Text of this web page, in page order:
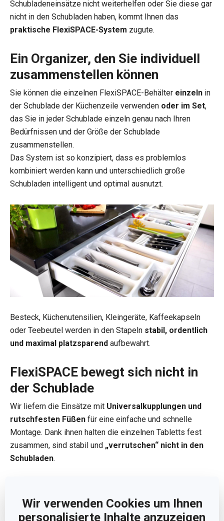
Wir verwenden Cookies um Ihnen
personalisierte Inhalte anzuzeigen
Schubladeneinsätze nicht weiterhelfen oder Sie diese gar
nicht in den Schubladen haben, kommt Ihnen das
praktische FlexiSPACE-System zugute.
Ein Organizer, den Sie individuell
zusammenstellen können
Sie können die einzelnen FlexiSPACE-Behälter einzeln in
der Schublade der Küchenzeile verwenden oder im Set,
das Sie in jeder Schublade einzeln genau nach Ihren
Bedürfnissen und der Größe der Schublade
zusammenstellen.
Das System ist so konzipiert, dass es problemlos
kombiniert werden kann und unterschiedlich große
Schubladen intelligent und optimal ausnutzt.
Besteck, Küchenutensilien, Kleingeräte, Kaffeekapseln
oder Teebeutel werden in den Stapeln stabil, ordentlich
und maximal platzsparend aufbewahrt.
FlexiSPACE bewegt sich nicht in
der Schublade
Wir liefern die Einsätze mit Universalkupplungen und
rutschfesten Füßen für eine einfache und schnelle
Montage. Dank ihnen halten die einzelnen Tabletts fest
zusammen, sind stabil und „verrutschen“ nicht in den
Schubladen.
Kunststoff an
Sie haben eine angenehme neutrale Farbe, die zu jedem